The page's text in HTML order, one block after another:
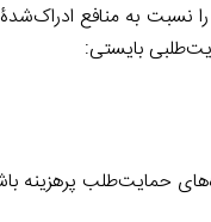
نسبت به منافع
بایستی:
حمایت‌طلب پرهزینه